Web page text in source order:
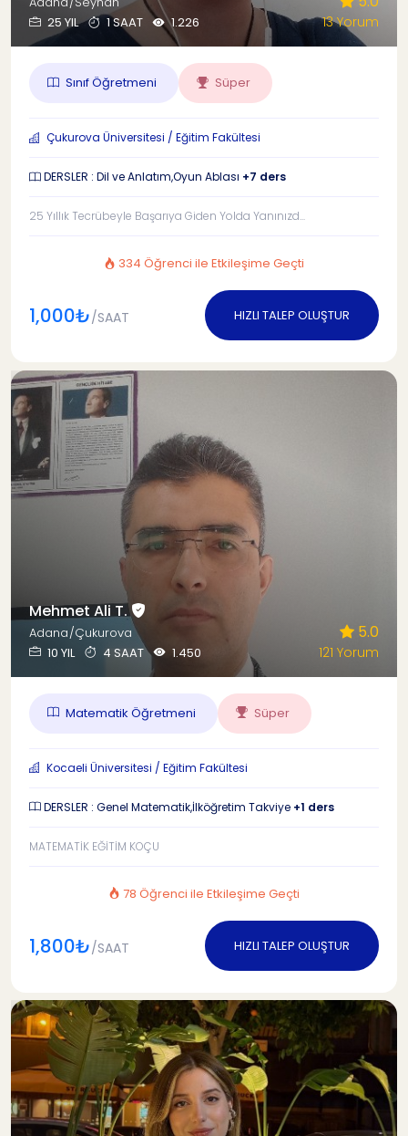
25 YIL
1 SAAT 1.226 13 Yorum
Sınıf Öğretmeni Süper
Çukurova Üniversitesi / Eğitim Fakültesi
DERSLER : Dil ve Anlatım,Oyun Ablası +7 ders
25 Yıllık Tecrübeyle Başarıya Giden Yolda Yanınızd...
334 Öğrenci ile Etkileşime Geçti
1,000₺/SAAT HIZLI TALEP OLUŞTUR
Mehmet Ali T.
Adana/Çukurova
10 YIL
4 SAAT 1.450
5.0
121 Yorum
Matematik Öğretmeni Süper
Kocaeli Üniversitesi / Eğitim Fakültesi
DERSLER : Genel Matematik,İlköğretim Takviye +1 ders
MATEMATİK EĞİTİM KOÇU
78 Öğrenci ile Etkileşime Geçti
1,800₺/SAAT HIZLI TALEP OLUŞTUR